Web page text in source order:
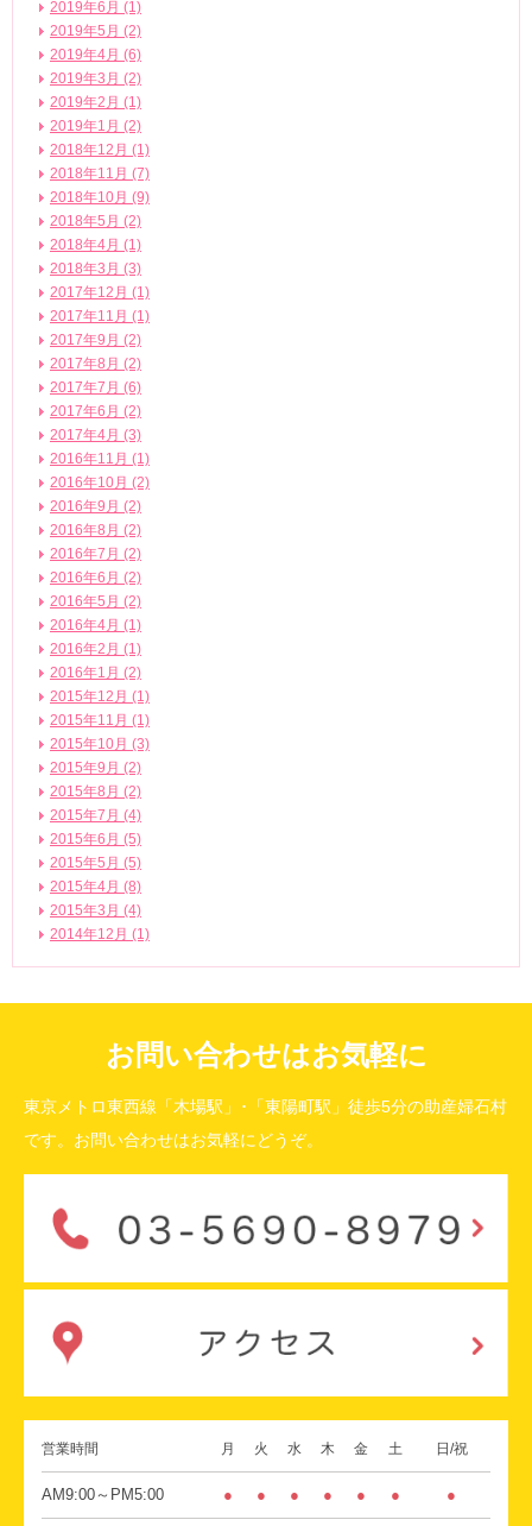
2019年6月 (1)
2019年5月 (2)
2019年4月 (6)
2019年3月 (2)
2019年2月 (1)
2019年1月 (2)
2018年12月 (1)
2018年11月 (7)
2018年10月 (9)
2018年5月 (2)
2018年4月 (1)
2018年3月 (3)
2017年12月 (1)
2017年11月 (1)
2017年9月 (2)
2017年8月 (2)
2017年7月 (6)
2017年6月 (2)
2017年4月 (3)
2016年11月 (1)
2016年10月 (2)
2016年9月 (2)
2016年8月 (2)
2016年7月 (2)
2016年6月 (2)
2016年5月 (2)
2016年4月 (1)
2016年2月 (1)
2016年1月 (2)
2015年12月 (1)
2015年11月 (1)
2015年10月 (3)
2015年9月 (2)
2015年8月 (2)
2015年7月 (4)
2015年6月 (5)
2015年5月 (5)
2015年4月 (8)
2015年3月 (4)
2014年12月 (1)
お問い合わせはお気軽に
東京メトロ東西線「木場駅」･「東陽町駅」徒歩5分の助産婦石村
です。お問い合わせはお気軽にどうぞ。
営業時間 月 火 水 木 金 土 日/祝
AM9:00～PM5:00 ● ● ● ● ● ● ●